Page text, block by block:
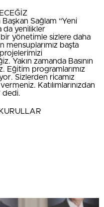
Sağlam “Yeni
da yenilikler
yönetimle sizlere daha
mensuplarımız başta
Yakın zamanda Basının
Eğitim programlarımız
Sizlerden ricamız
Katılımlarınızdan
dedi.